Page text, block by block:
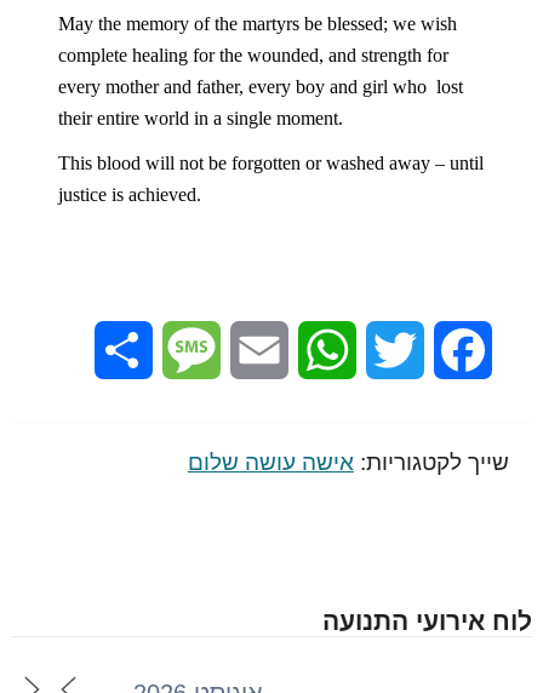
May the memory of the martyrs be blessed; we wish
complete healing for the wounded, and strength for
every mother and father, every boy and girl who  lost
their entire world in a single moment.
This blood will not be forgotten or washed away – until
justice is achieved.
Facebook
Twitter
WhatsApp
Email
Message
שייך לקטגוריות:אישה עושה שלום
לוח אירועי התנועה